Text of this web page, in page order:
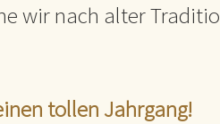
wir nach alter
tollen Jahrgang!